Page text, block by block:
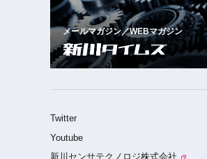
メールマガジン／WEBマガジン
Twitter
Youtube
新川センサテクノロジ株式会社